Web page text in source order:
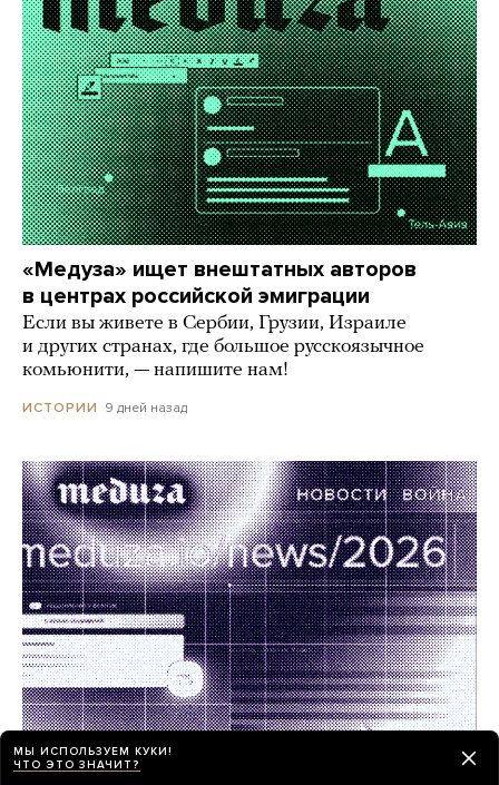
«Медуза» ищет внештатных авторов
в центрах российской эмиграции
Если вы живете в Сербии, Грузии, Израиле
и других странах, где большое русскоязычное
комьюнити, — напишите нам!
ИСТОРИИ 9 дней назад
МЫ ИСПОЛЬЗУЕМ КУКИ!
ЧТО ЭТО ЗНАЧИТ?